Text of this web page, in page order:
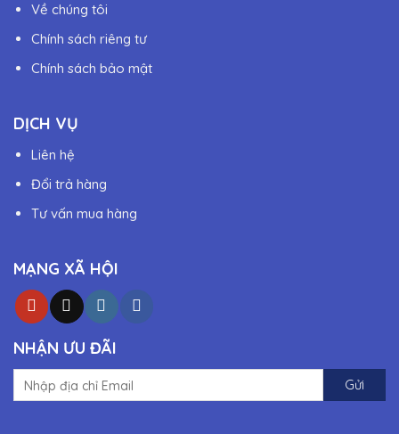
Về chúng tôi
Chính sách riêng tư
Chính sách bảo mật
DỊCH VỤ
Liên hệ
Đổi trả hàng
Tư vấn mua hàng
MẠNG XÃ HỘI
NHẬN ƯU ĐÃI